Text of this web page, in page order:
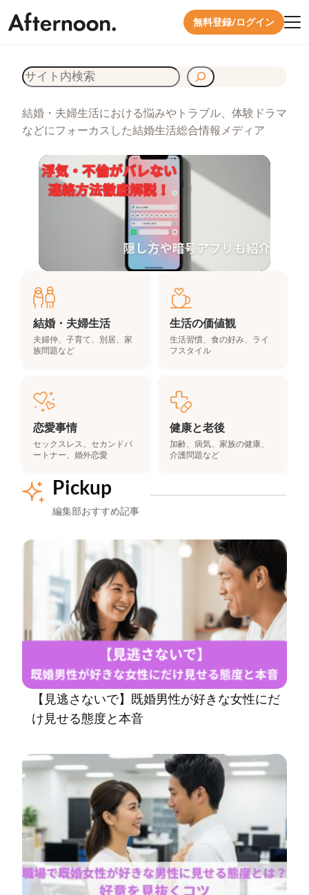
無料登録/ログイン
検
結婚・夫婦生活における悩みやトラブル、体験ドラマ
などにフォーカスした結婚生活総合情報メディア
結婚・夫婦生活
夫婦仲、子育て、別居、家
族問題など
生活の価値観
生活習慣、食の好み、ライ
フスタイル
恋愛事情
セックスレス、セカンドパ
ートナー、婚外恋愛
健康と老後
加齢、病気、家族の健康、
介護問題など
Pickup
編集部おすすめ記事
【見逃さないで】既婚男性が好きな女性にだ
け見せる態度と本音